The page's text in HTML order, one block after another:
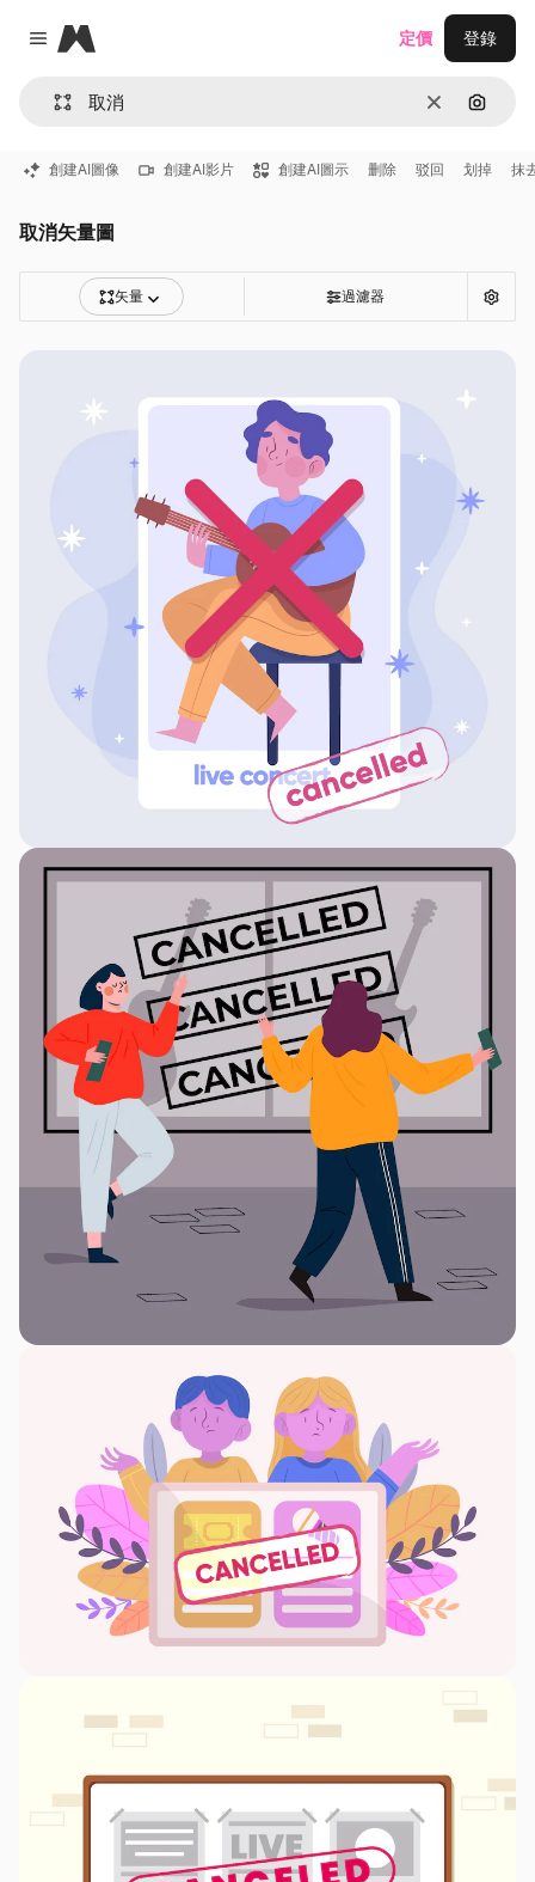
Close menu
Magnific
清除 通過圖
定價 登錄
創建AI圖像 創建AI影片 創建AI圖示 删除 驳回 划掉 抹
取消矢量圖
矢量 過濾器